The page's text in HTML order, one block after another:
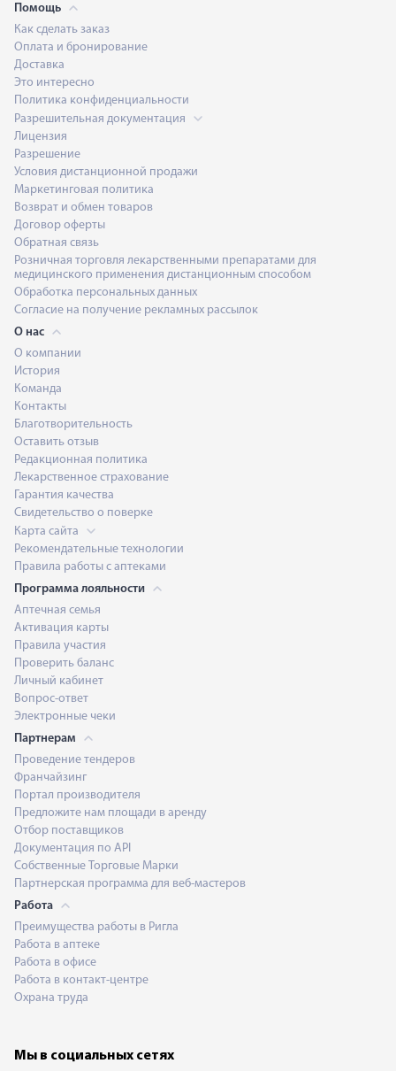
Помощь
Как сделать заказ
Оплата и бронирование
Доставка
Это интересно
Политика конфиденциальности
Разрешительная документация
Лицензия
Разрешение
Условия дистанционной продажи
Маркетинговая политика
Возврат и обмен товаров
Договор оферты
Обратная связь
Розничная торговля лекарственными препаратами для
медицинского применения дистанционным способом
Обработка персональных данных
Согласие на получение рекламных рассылок
О нас
О компании
История
Команда
Контакты
Благотворительность
Оставить отзыв
Редакционная политика
Лекарственное страхование
Гарантия качества
Свидетельство о поверке
Карта сайта
Рекомендательные технологии
Правила работы с аптеками
Программа лояльности
Аптечная семья
Активация карты
Правила участия
Проверить баланс
Личный кабинет
Вопрос-ответ
Электронные чеки
Партнерам
Проведение тендеров
Франчайзинг
Портал производителя
Предложите нам площади в аренду
Отбор поставщиков
Документация по API
Собственные Торговые Марки
Партнерская программа для веб-мастеров
Работа
Преимущества работы в Ригла
Работа в аптеке
Работа в офисе
Работа в контакт-центре
Охрана труда
Мы в социальных сетях